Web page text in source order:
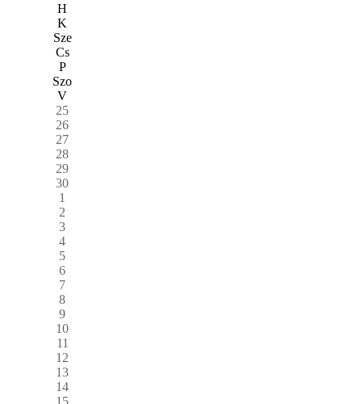
H
K
Sze
Cs
P
Szo
V
25
26
27
28
29
30
1
2
3
4
5
6
7
8
9
10
11
12
13
14
15